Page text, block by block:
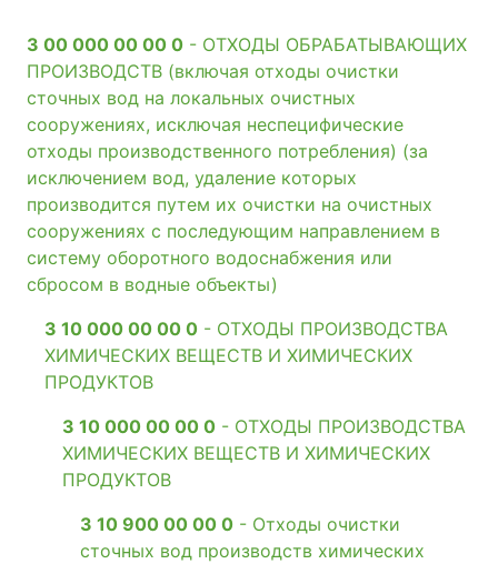
3 00 000 00 00 0 - ОТХОДЫ ОБРАБАТЫВАЮЩИХ
ПРОИЗВОДСТВ (включая отходы очистки
сточных вод на локальных очистных
сооружениях, исключая неспецифические
отходы производственного потребления) (за
исключением вод, удаление которых
производится путем их очистки на очистных
сооружениях с последующим направлением в
систему оборотного водоснабжения или
сбросом в водные объекты)
3 10 000 00 00 0 - ОТХОДЫ ПРОИЗВОДСТВА
ХИМИЧЕСКИХ ВЕЩЕСТВ И ХИМИЧЕСКИХ
ПРОДУКТОВ
3 10 000 00 00 0 - ОТХОДЫ ПРОИЗВОДСТВА
ХИМИЧЕСКИХ ВЕЩЕСТВ И ХИМИЧЕСКИХ
ПРОДУКТОВ
3 10 900 00 00 0 - Отходы очистки
сточных вод производств химических